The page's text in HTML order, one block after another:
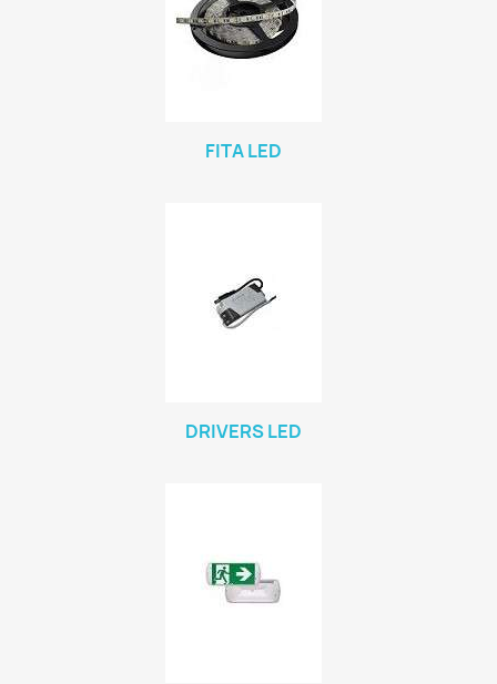
FITA LED
DRIVERS LED